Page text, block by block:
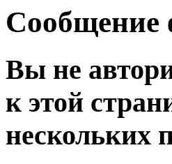
Сообщение
Вы не
к этой
нескольких